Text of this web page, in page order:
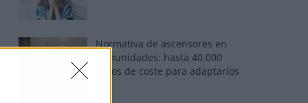
Normativa de ascensores en
comunidades: hasta 40.000
euros de coste para adaptarlos